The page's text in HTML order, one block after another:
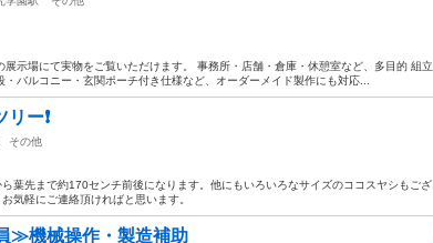
示場にて実物をご覧いただけます。 事務所・店舗・倉庫・休憩室など、多目的 組立
バルコニー・玄関ポーチ付き仕様など、オーダーメイド製作にも対応...
ー❗️
その他
葉先まで約170センチ前後になります。他にもいろいろなサイズのココスヤシもござ
気軽にご連絡頂ければと思います。
≫機械操作・製造補助